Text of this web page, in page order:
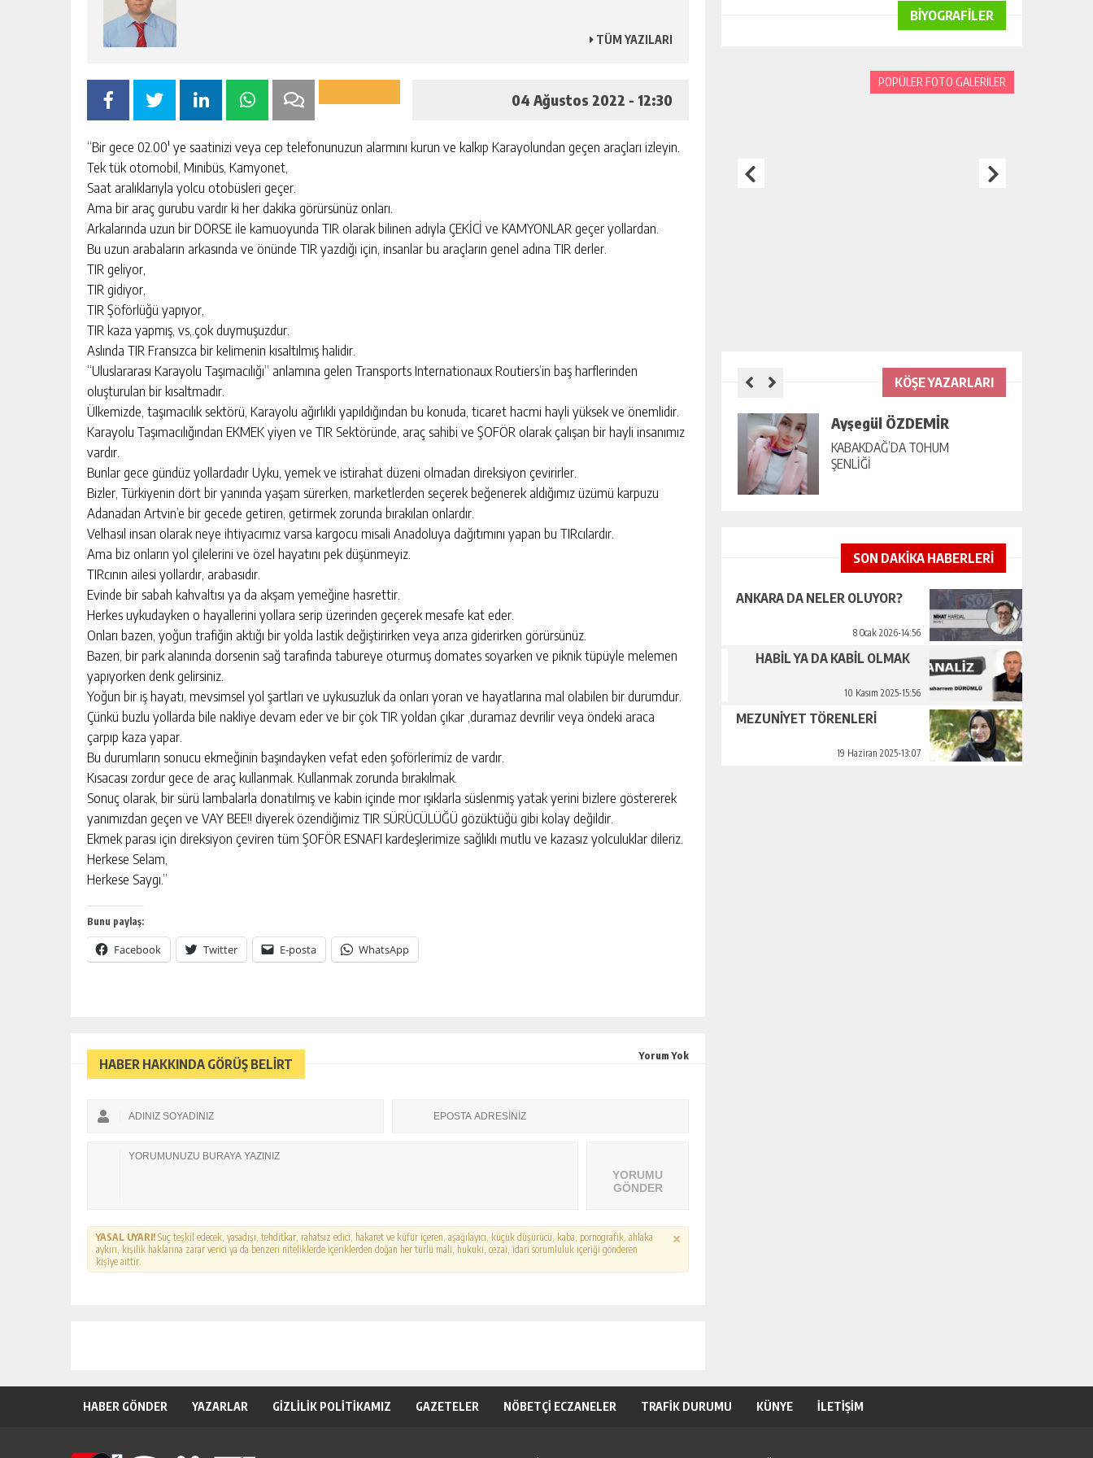
TÜM YAZILARI
04 Ağustos 2022 - 12:30
“Bir gece 02.00′ ye saatinizi veya cep telefonunuzun alarmını kurun ve kalkıp Karayolundan geçen araçları izleyin.
Tek tük otomobil, Minibüs, Kamyonet,
Saat aralıklarıyla yolcu otobüsleri geçer.
Ama bir araç gurubu vardır ki her dakika görürsünüz onları.
Arkalarında uzun bir DORSE ile kamuoyunda TIR olarak bilinen adıyla ÇEKİCİ ve KAMYONLAR geçer yollardan.
Bu uzun arabaların arkasında ve önünde TIR yazdığı için, insanlar bu araçların genel adına TIR derler.
TIR geliyor,
TIR gidiyor,
TIR Şöförlüğü yapıyor,
TIR kaza yapmış, vs,.çok duymuşuzdur.
Aslında TIR Fransızca bir kelimenin kısaltılmış halidir.
“Uluslararası Karayolu Taşımacılığı” anlamına gelen Transports Internationaux Routiers’in baş harflerinden
oluşturulan bir kısaltmadır.
Ülkemizde, taşımacılık sektörü, Karayolu ağırlıklı yapıldığından bu konuda, ticaret hacmi hayli yüksek ve önemlidir.
Karayolu Taşımacılığından EKMEK yiyen ve TIR Sektöründe, araç sahibi ve ŞOFÖR olarak çalışan bir hayli insanımız
vardır.
Bunlar gece gündüz yollardadır Uyku, yemek ve istirahat düzeni olmadan direksiyon çevirirler.
Bizler, Türkiyenin dört bir yanında yaşam sürerken, marketlerden seçerek beğenerek aldığımız üzümü karpuzu
Adanadan Artvin’e bir gecede getiren, getirmek zorunda bırakılan onlardır.
Velhasıl insan olarak neye ihtiyacımız varsa kargocu misali Anadoluya dağıtımını yapan bu TIRcılardır.
Ama biz onların yol çilelerini ve özel hayatını pek düşünmeyiz.
TIRcının ailesi yollardır, arabasıdır.
Evinde bir sabah kahvaltısı ya da akşam yemeğine hasrettir.
Herkes uykudayken o hayallerini yollara serip üzerinden geçerek mesafe kat eder.
Onları bazen, yoğun trafiğin aktığı bir yolda lastik değiştirirken veya arıza giderirken görürsünüz.
Bazen, bir park alanında dorsenin sağ tarafında tabureye oturmuş domates soyarken ve piknik tüpüyle melemen
yapıyorken denk gelirsiniz.
Yoğun bir iş hayatı, mevsimsel yol şartları ve uykusuzluk da onları yoran ve hayatlarına mal olabilen bir durumdur.
Çünkü buzlu yollarda bile nakliye devam eder ve bir çok TIR yoldan çıkar ,duramaz devrilir veya öndeki araca
çarpıp kaza yapar.
Bu durumların sonucu ekmeğinin başındayken vefat eden şoförlerimiz de vardır.
Kısacası zordur gece de araç kullanmak. Kullanmak zorunda bırakılmak.
Sonuç olarak, bir sürü lambalarla donatılmış ve kabin içinde mor ışıklarla süslenmiş yatak yerini bizlere göstererek
yanımızdan geçen ve VAY BEE!! diyerek özendiğimiz TIR SÜRÜCÜLÜĞÜ gözüktüğü gibi kolay değildir.
Ekmek parası için direksiyon çeviren tüm ŞOFÖR ESNAFI kardeşlerimize sağlıklı mutlu ve kazasız yolculuklar dileriz.
Herkese Selam,
Herkese Saygı.”
Bunu paylaş:
Facebook Twitter E-posta WhatsApp
HABER HAKKINDA GÖRÜŞ BELİRT
Yorum Yok
YORUMU
GÖNDER
YASAL UYARI! Suç teşkil edecek, yasadışı, tehditkar, rahatsız edici, hakaret ve küfür içeren, aşağılayıcı, küçük düşürücü, kaba, pornografik, ahlaka
aykırı, kişilik haklarına zarar verici ya da benzeri niteliklerde içeriklerden doğan her türlü mali, hukuki, cezai, idari sorumluluk içeriği gönderen
kişiye aittir.
BİYOGRAFİLER
POPÜLER FOTO GALERİLER
KÖŞE YAZARLARI
Yusuf Yakan ALİHAN AKYAZI Ayşegül ÖZDEMİR
KABAKDAĞ’DA TOHUM
ŞENLİĞİ
SON DAKİKA HABERLERİ
ANKARA DA NELER OLUYOR?
8 Ocak 2026-14:56
HABİL YA DA KABİL OLMAK
10 Kasım 2025-15:56
MEZUNİYET TÖRENLERİ
19 Haziran 2025-13:07
HABER GÖNDER YAZARLAR GİZLİLİK POLİTİKAMIZ GAZETELER NÖBETÇİ ECZANELER TRAFİK DURUMU KÜNYE İLETİŞİM